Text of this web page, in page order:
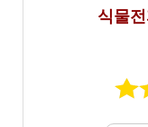
식물